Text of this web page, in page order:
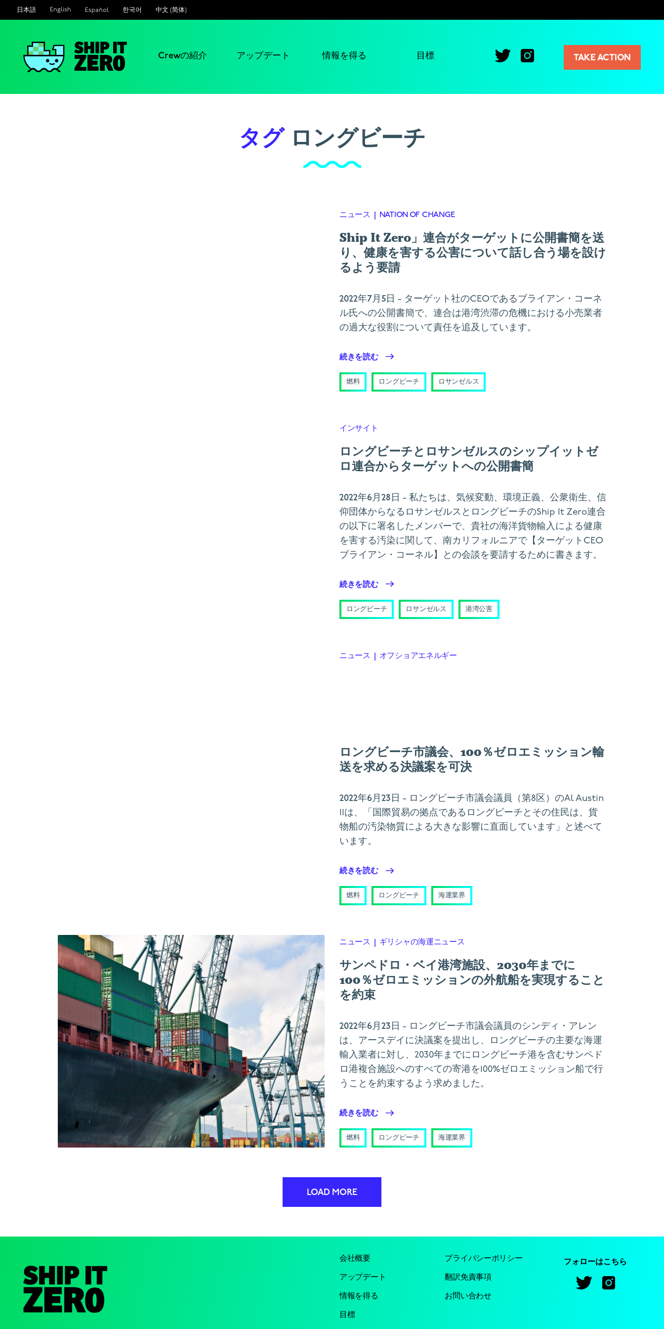
日本語 English Español 한국어 中文 (简体)
Crewの紹介 アップデート 情報を得る 目標 TAKE ACTION
タグ ロングビーチ
ニュース | NATION OF CHANGE
Ship It Zero」連合がターゲットに公開書簡を送
り、健康を害する公害について話し合う場を設け
るよう要請
2022年7月5日 - ターゲット社のCEOであるブライアン・コーネ
ル氏への公開書簡で、連合は港湾渋滞の危機における小売業者
の過大な役割について責任を追及しています。
続きを読む
燃料 ロングビーチ ロサンゼルス
インサイト
ロングビーチとロサンゼルスのシップイットゼ
ロ連合からターゲットへの公開書簡
2022年6月28日 - 私たちは、気候変動、環境正義、公衆衛生、信
仰団体からなるロサンゼルスとロングビーチのShip It Zero連合
の以下に署名したメンバーで、貴社の海洋貨物輸入による健康
を害する汚染に関して、南カリフォルニアで【ターゲットCEO
ブライアン・コーネル】との会談を要請するために書きます。
続きを読む
ロングビーチ ロサンゼルス 港湾公害
ニュース | オフショアエネルギー
ロングビーチ市議会、100％ゼロエミッション輸
送を求める決議案を可決
2022年6月23日 - ロングビーチ市議会議員（第8区）のAl Austin
IIは、「国際貿易の拠点であるロングビーチとその住民は、貨
物船の汚染物質による大きな影響に直面しています」と述べて
います。
続きを読む
燃料 ロングビーチ 海運業界
ニュース ギリシャの海運ニュース
サンペドロ・ベイ港湾施設、2030年までに
100％ゼロエミッションの外航船を実現すること
を約束
2022年6月23日 - ロングビーチ市議会議員のシンディ・アレン
は、アースデイに決議案を提出し、ロングビーチの主要な海運
輸入業者に対し、2030年までにロングビーチ港を含むサンペド
ロ港複合施設へのすべての寄港を100%ゼロエミッション船で行
うことを約束するよう求めました。
続きを読む
燃料 ロングビーチ 海運業界
LOAD MORE
会社概要
アップデート
情報を得る
目標
プライバシーポリシー
翻訳免責事項
お問い合わせ
フォローはこちら